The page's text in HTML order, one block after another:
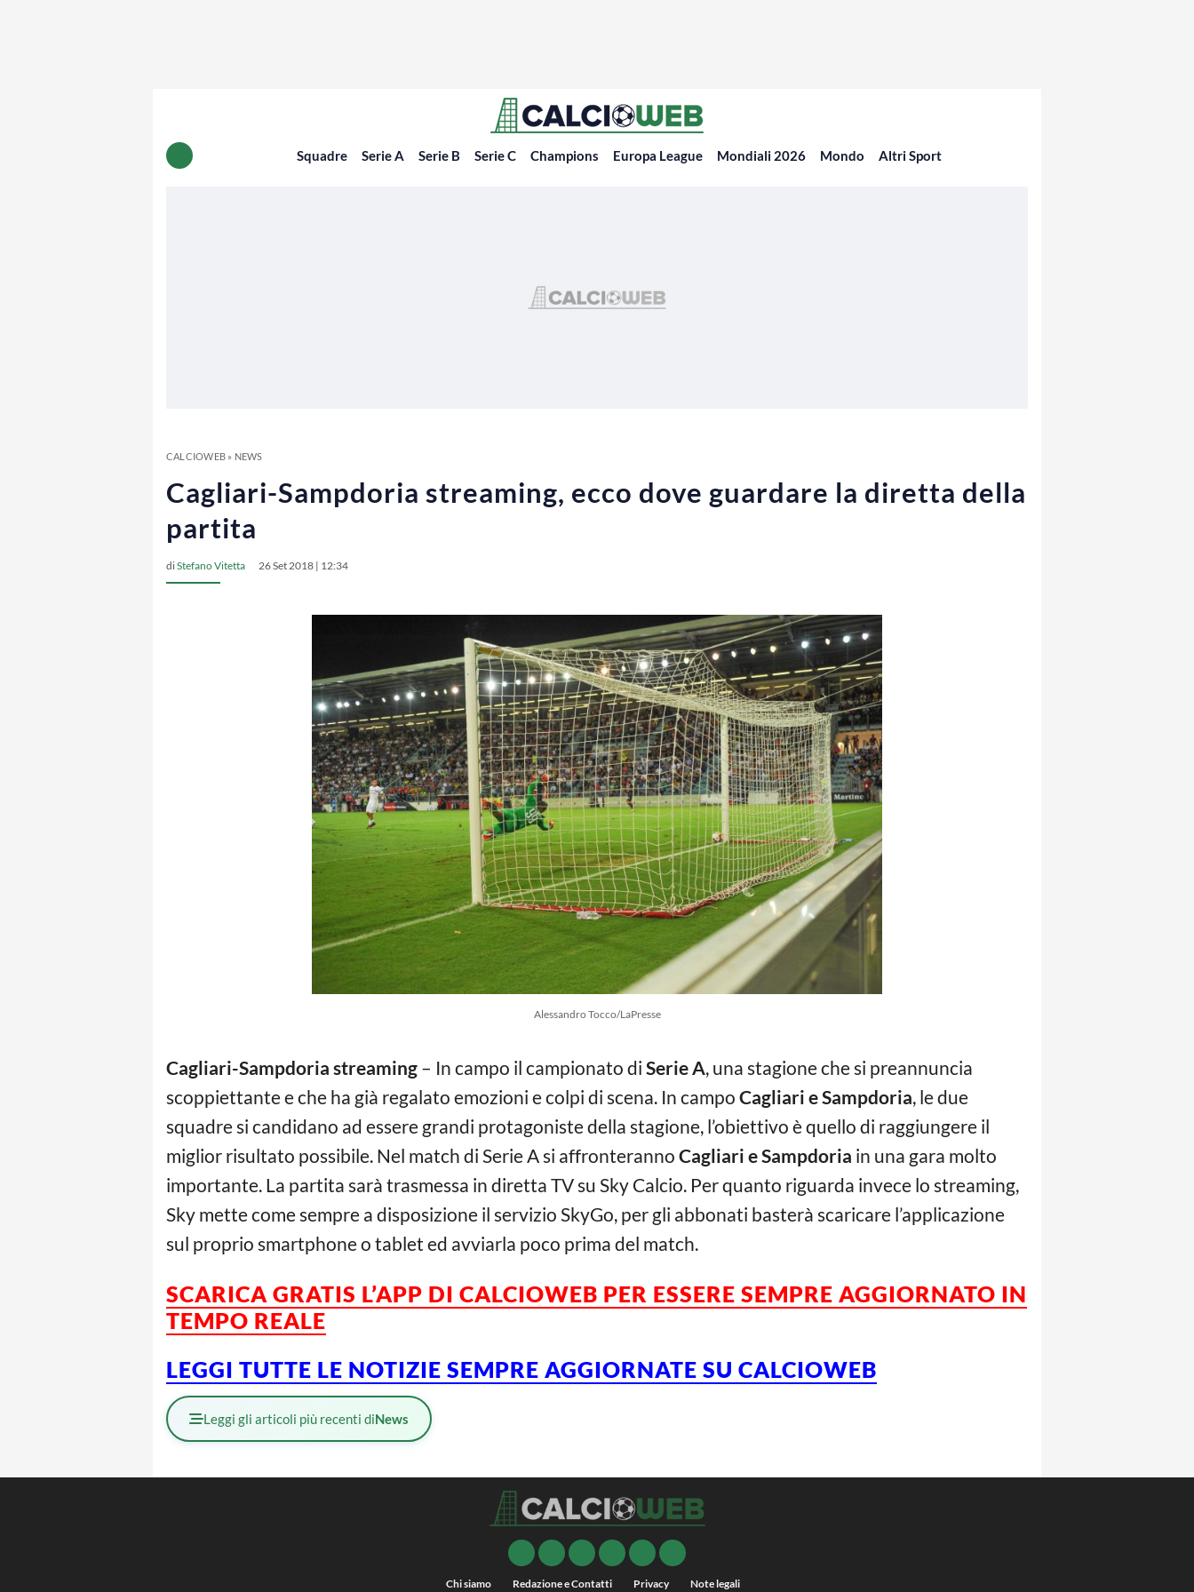
Squadre Serie A Serie B Serie C Champions Europa League Mondiali 2026 Mondo Altri Sport
CALCIOWEB» NEWS
Cagliari-Sampdoria streaming, ecco dove guardare la diretta della
partita
diStefano Vitetta 26 Set 2018 | 12:34
Alessandro Tocco/LaPresse
Cagliari-Sampdoria streaming – In campo il campionato di Serie A, una stagione che si preannuncia
scoppiettante e che ha già regalato emozioni e colpi di scena. In campo Cagliari e Sampdoria, le due
squadre si candidano ad essere grandi protagoniste della stagione, l’obiettivo è quello di raggiungere il
miglior risultato possibile. Nel match di Serie A si affronteranno Cagliari e Sampdoria in una gara molto
importante. La partita sarà trasmessa in diretta TV su Sky Calcio. Per quanto riguarda invece lo streaming,
Sky mette come sempre a disposizione il servizio SkyGo, per gli abbonati basterà scaricare l’applicazione
sul proprio smartphone o tablet ed avviarla poco prima del match.
SCARICA GRATIS L’APP DI CALCIOWEB PER ESSERE SEMPRE AGGIORNATO IN
TEMPO REALE
LEGGI TUTTE LE NOTIZIE SEMPRE AGGIORNATE SU CALCIOWEB
Leggi gli articoli più recenti diNews
Chi siamo Redazione e Contatti Privacy Note legali